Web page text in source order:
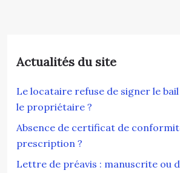
Actualités du site
Le locataire refuse de signer le
le propriétaire ?
Absence de certificat de
prescription ?
Lettre de préavis : manuscrite ou